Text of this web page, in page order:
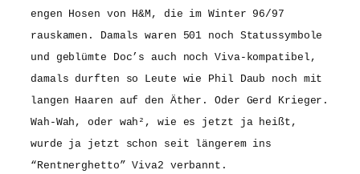
engen Hosen von H&M, die im Winter 96/97
rauskamen. Damals waren 501 noch Statussymbole
und geblümte Doc’s auch noch Viva-kompatibel,
damals durften so Leute wie Phil Daub noch mit
langen Haaren auf den Äther. Oder Gerd Krieger.
Wah-Wah, oder wah², wie es jetzt ja heißt,
wurde ja jetzt schon seit längerem ins
“Rentnerghetto” Viva2 verbannt.